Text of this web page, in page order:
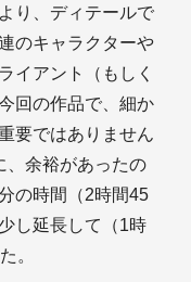
り、ディテールで
のキャラクターや
イアント（もしく
回の作品で、細か
要ではありません
、余裕があったの
の時間（2時間45
し延長して（1時
。